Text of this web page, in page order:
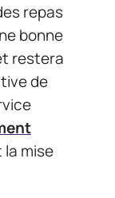
repas
bonne
restera
de
la mise